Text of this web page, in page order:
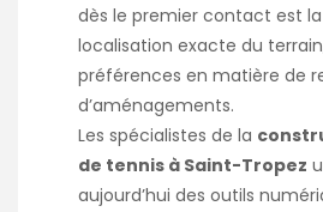
dès le premier contact est la
localisation exacte du
préférences en matière de
d’aménagements.
Les spécialistes de la
de tennis à Saint-Tropez
aujourd’hui des outils